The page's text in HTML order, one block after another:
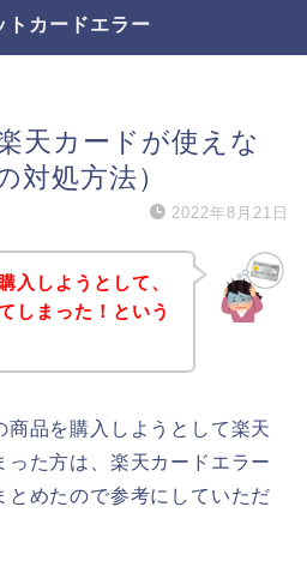
トカードエラー
天カードが使えな
対処方法）
2022年8月21日
入しようとして、
しまった！という
商品を購入しようとして楽天
った方は、楽天カードエラー
とめたので参考にしていただ